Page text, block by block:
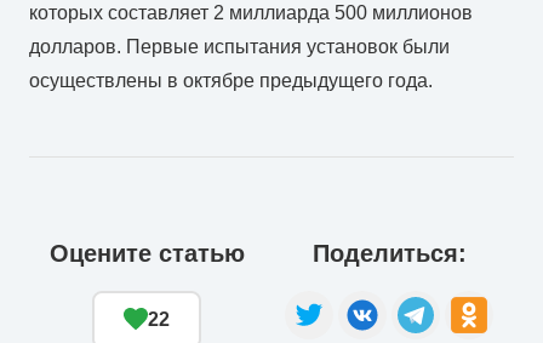
которых составляет 2 миллиарда 500 миллионов
долларов. Первые испытания установок были
осуществлены в октябре предыдущего года.
Оцените статью
22
Поделиться: